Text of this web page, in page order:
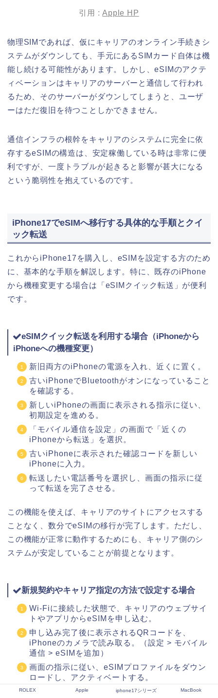
引用 :Apple HP
物理SIMであれば、仮にキャリアのオンライン手続きシ
ステムがダウンしても、手元にあるSIMカード自体は機
能し続ける可能性があります。しかし、eSIMのアクテ
ィベーションはキャリアのサーバーと通信して行われ
るため、そのサーバーがダウンしてしまうと、ユーザ
ーはただ復旧を待つことしかできません。
通信インフラの根幹をキャリアのシステムに完全に依
存するeSIMの構造は、安定稼働している時は非常に便
利ですが、一度トラブルが起きると影響が甚大になる
という脆弱性を抱えているのです。
iPhone17でeSIMへ移行する具体的な手順とクイ
ック転送
これからiPhone17を購入し、eSIMを設定する方のため
に、基本的な手順を解説します。特に、既存のiPhone
から機種変更する場合は「eSIMクイック転送」が便利
です。
eSIMクイック転送を利用する場合（iPhoneから
iPhoneへの機種変更）
新旧両方のiPhoneの電源を入れ、近くに置く。
古いiPhoneでBluetoothがオンになっていること
を確認する。
新しいiPhoneの画面に表示される指示に従い、
初期設定を進める。
「モバイル通信を設定」の画面で「近くの
iPhoneから転送」を選択。
古いiPhoneに表示された確認コードを新しい
iPhoneに入力。
転送したい電話番号を選択し、画面の指示に従
って転送を完了させる。
この機能を使えば、キャリアのサイトにアクセスする
ことなく、数分でeSIMの移行が完了します。ただし、
この機能が正常に動作するためにも、キャリア側のシ
ステムが安定していることが前提となります。
新規契約やキャリア指定の方法で設定する場合
Wi-Fiに接続した状態で、キャリアのウェブサイ
トやアプリからeSIMを申し込む。
申し込み完了後に表示されるQRコードを、
iPhoneのカメラで読み取る。（設定 > モバイル
通信 > eSIMを追加）
画面の指示に従い、eSIMプロファイルをダウン
ロードし、アクティベートする。
アンテナピクトが表示され、通信が可能になっ
ROLEX Apple iphone17シリーズ MacBook